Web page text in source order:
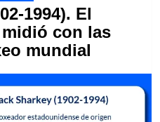
1994). El
con las
mundial